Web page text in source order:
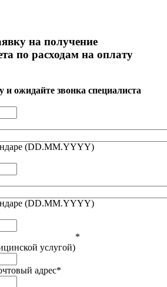
на получение
по расходам на оплату
и ожидайте звонка специалиста
(DD.MM.YYYY)
(DD.MM.YYYY)
услугой)
*
адрес*